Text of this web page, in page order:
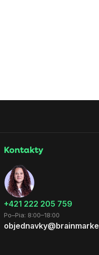
Kontakty
+421 222 205 759
Po–Pia: 8:00–18:00